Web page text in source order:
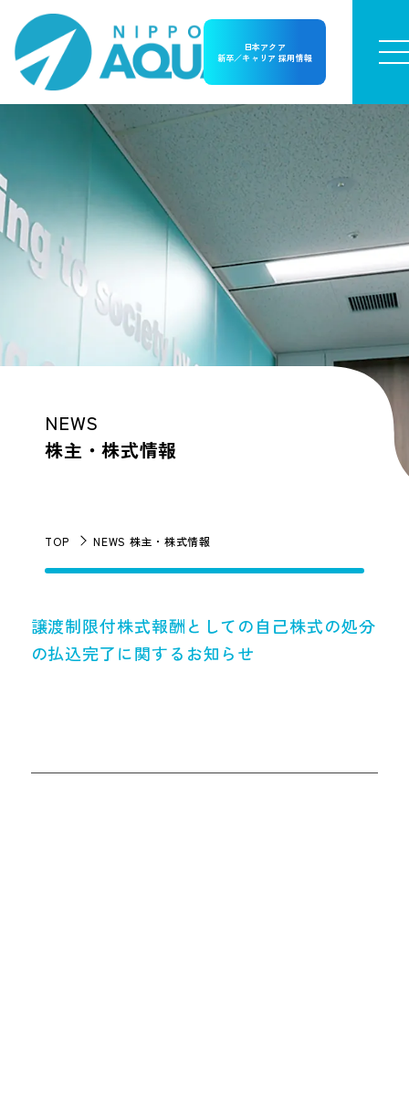
日本アクア
新卒／キャリア 採用情報
NEWS
株主・株式情報
TOP NEWS 株主・株式情報
譲渡制限付株式報酬としての自己株式の処分
の払込完了に関するお知らせ